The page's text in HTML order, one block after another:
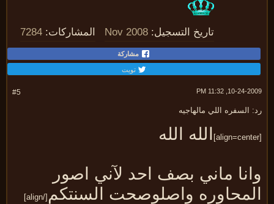
تاريخ التسجيل: Nov 2008 المشاركات: 7284
مشاركة
تويت
10-24-2009,
السفره اللي مالهاجيه
الله الله
ماني بصف احد لآني اصور
واصلوصحت السنتكم[/align]